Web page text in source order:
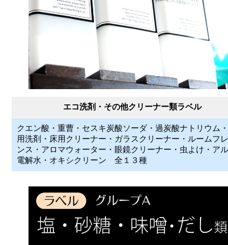
エコ洗剤・その他クリーナー類ラベル
クエン酸・重曹・セスキ炭酸ソーダ・過炭酸ナトリウム
用洗剤・床用クリーナー・ガラスクリーナー・ルームフ
ンス・アロマウォーター・眼鏡クリーナー・虫よけ・ア
電解水・オキシクリーン 全１３種